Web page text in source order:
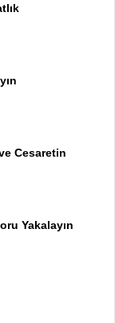
Cesaretin
Yakalayın